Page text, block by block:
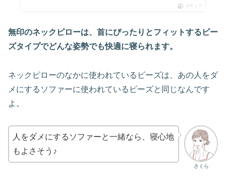
ポチップ
無印のネックピローは、首にぴったりとフィットするビー
ズタイプでどんな姿勢でも快適に寝られます。
ネックピローのなかに使われているビーズは、あの人をダ
メにするソファーに使われているビーズと同じなんです
よ。
さくら
人をダメにするソファーと一緒なら、寝心地
もよさそう♪